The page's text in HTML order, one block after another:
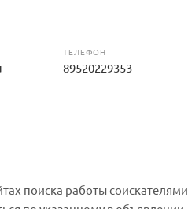
ТЕЛЕФОН
89520229353
поиска работы соискателями